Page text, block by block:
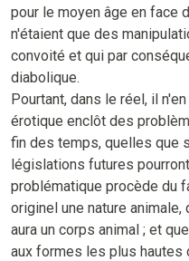
pour le moyen âge en face
n'étaient que des
convoité et qui par
diabolique.
Pourtant, dans le réel, il
érotique enclôt des
fin des temps, quelles que
législations futures
problématique procède du
originel une nature
aura un corps animal ; et
aux formes les plus hautes